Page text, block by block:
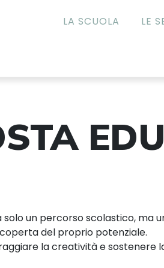
LA SCUOLA LE
un percorso scolastico, ma
del proprio potenziale.
la creatività e sostenere